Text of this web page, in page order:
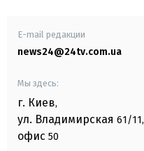
E-mail редакции
news24@24tv.com.ua
Мы здесь:
г. Киев,
ул. Владимирская 61/11,
офис 50